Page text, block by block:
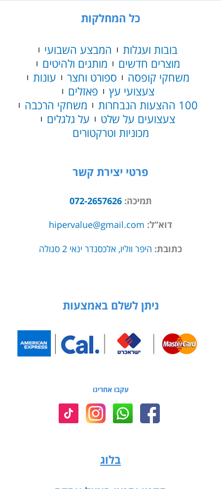
כל המחלקות
בובות ועגלות
המבצע השבועי
מוצרים חדשים
מותגים ולהיטים
משחקי קופסה
ספורט וחצר
עונות
צעצועי עץ
פאזלים
100 ההצעות הנבחרות
משחקי הרכבה
צעצועים על שלט
על גלגלים
מכוניות וטרקטורים
פרטי יצירת קשר
תמיכה:072-2657626
דוא”ל: hipervalue@gmail.com
כתובת: היפר ווליו, אלכסנדר ינאי 2 סגולה
ניתן לשלם באמצעות
עקבו אחרינו
בלוג